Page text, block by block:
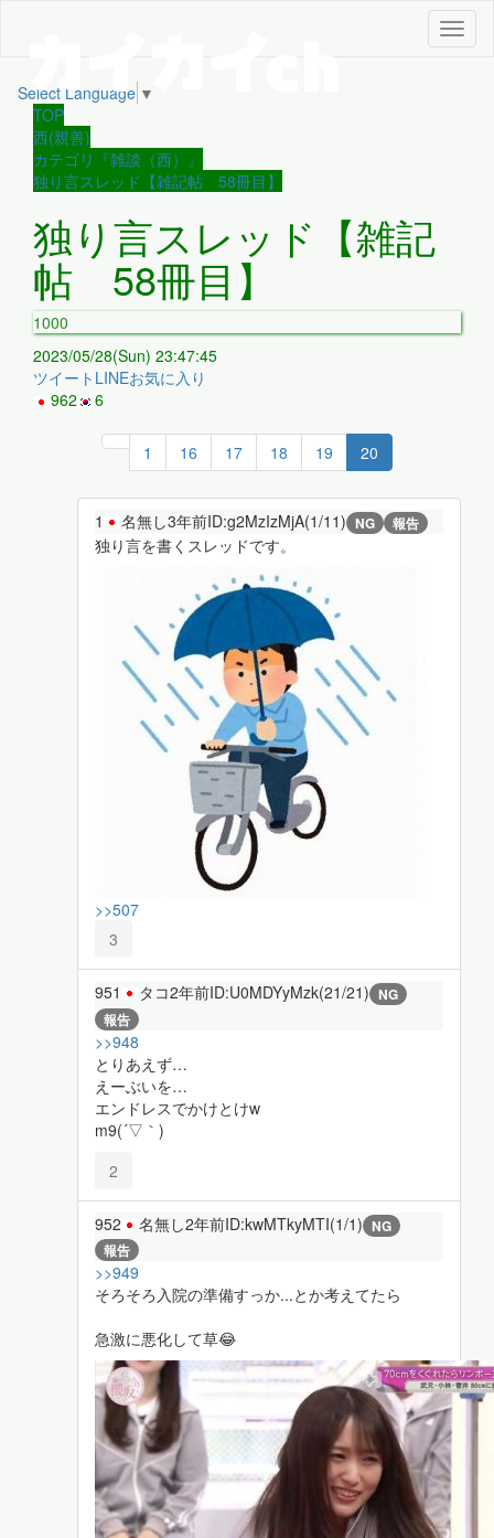
メ
ニ
Select Language ▼
TOP
西(親善)
カテゴリ『雑談（西）』
独り言スレッド【雑記帖 58冊目】
独り言スレッド【雑記
帖 58冊目】
1000
2023/05/28(Sun) 23:47:45
ツイート LINEお気に入り
962
6
1 16 17 18 19 20
1 名無し3年前ID:g2MzIzMjA(1/11) NG 報告
独り言を書くスレッドです。
>>507
3
951 タコ2年前ID:U0MDYyMzk(21/21) NG
報告
>>948
とりあえず…
えーぶいを…
エンドレスでかけとけw
m9(´▽｀)
2
952 名無し2年前ID:kwMTkyMTI(1/1) NG
報告
>>949
そろそろ入院の準備すっか...とか考えてたら
急激に悪化して草😂